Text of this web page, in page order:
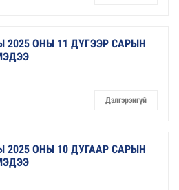
ОНЫ 11 ДҮГЭЭР САРЫН
Дэлгэрэнгүй
ОНЫ 10 ДУГААР САРЫН